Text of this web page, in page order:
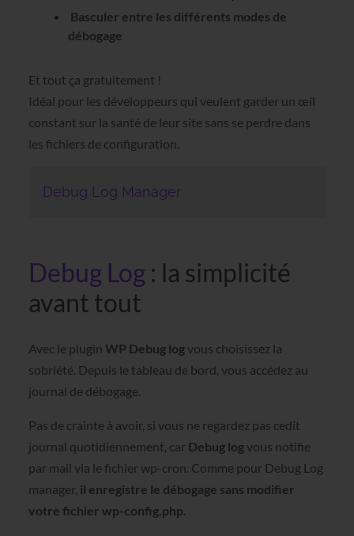
Basculer entre les différents modes de
débogage
Et tout ça gratuitement !
Idéal pour les développeurs qui veulent garder un œil
constant sur la santé de leur site sans se perdre dans
les fichiers de configuration.
Debug Log Manager
Debug Log: la simplicité
avant tout
Avec le plugin WP Debug log vous choisissez la
sobriété. Depuis le tableau de bord, vous accédez au
journal de débogage.
Pas de crainte à avoir, si vous ne regardez pas cedit
journal quotidiennement, car Debug log vous notifie
par mail via le fichier wp-cron. Comme pour Debug Log
manager, il enregistre le débogage sans modifier
votre fichier wp-config.php.